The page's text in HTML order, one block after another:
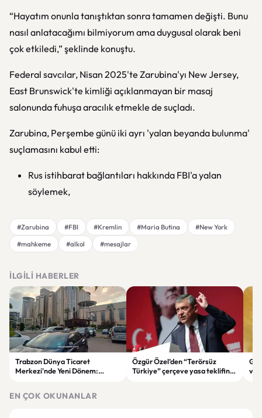
“Hayatım onunla tanıştıktan sonra tamamen değişti. Bunu
nasıl anlatacağımı bilmiyorum ama duygusal olarak beni
çok etkiledi,” şeklinde konuştu.
Federal savcılar, Nisan 2025'te Zarubina'yı New Jersey,
East Brunswick'te kimliği açıklanmayan bir masaj
salonunda fuhuşa aracılık etmekle de suçladı.
Zarubina, Perşembe günü iki ayrı 'yalan beyanda bulunma'
suçlamasını kabul etti:
Rus istihbarat bağlantıları hakkında FBI'a yalan
söylemek,
#Zarubina #FBI #Kremlin #Maria Butina
#New York
#mahkeme
#alkol #mesajlar
İLGILI HABERLER
Trabzon Dünya Ticaret
Merkezi'nde Yeni Dönem:
Zaman Tamamlanacak?
Özgür Özel’den “Terörsüz
Türkiye” çerçeve yasa teklifine
ve
EN ÇOK OKUNANLAR